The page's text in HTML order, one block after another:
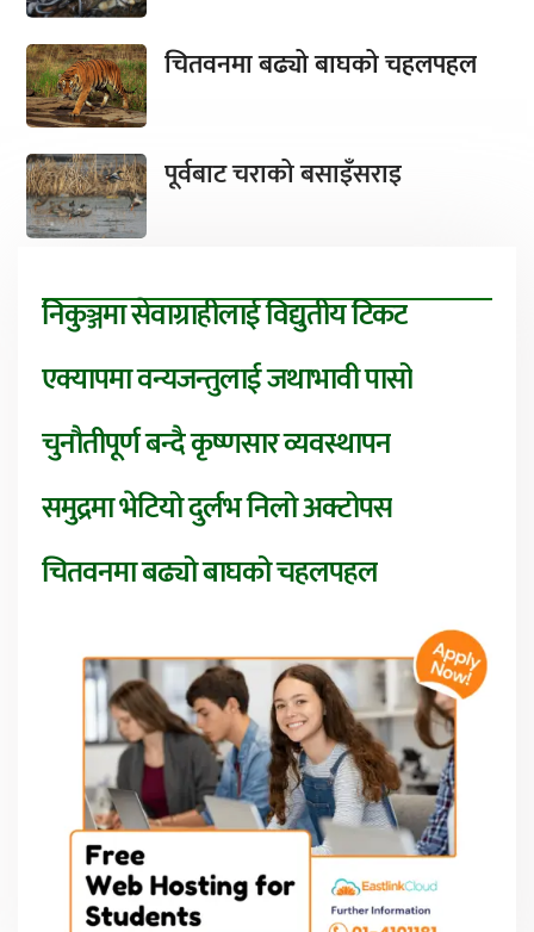
चितवनमा बढ्यो बाघको चहलपहल
पूर्वबाट चराको बसाइँसराइ
निकुञ्जमा सेवाग्राहीलाई विद्युतीय टिकट
एक्यापमा वन्यजन्तुलाई जथाभावी पासो
चुनौतीपूर्ण बन्दै कृष्णसार व्यवस्थापन
समुद्रमा भेटियो दुर्लभ निलो अक्टोपस
चितवनमा बढ्यो बाघको चहलपहल